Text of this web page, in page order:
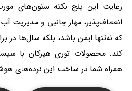
رعایت این پنج نکته ستون‌های
انعطاف‌پذیر، مهار جانبی و مدیریت
که نه‌تنها ایمن باشد، بلکه سال‌ها در
کند. محصولات توری هیرکان با
همراه شما در ساخت این نرده‌های